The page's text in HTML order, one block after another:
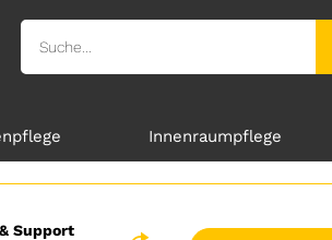
Innenraumpflege
Support